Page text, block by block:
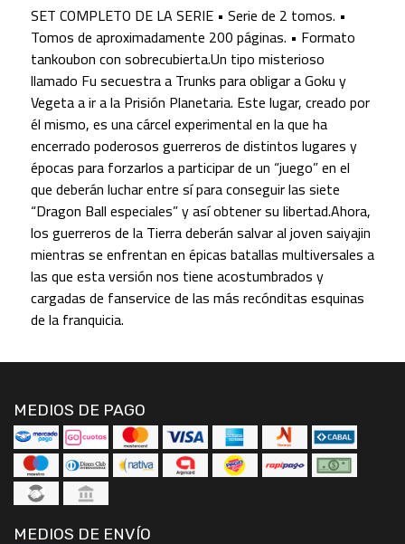
SET COMPLETO DE LA SERIE • Serie de 2 tomos. •
Tomos de aproximadamente 200 páginas. • Formato
tankoubon con sobrecubierta.Un tipo misterioso
llamado Fu secuestra a Trunks para obligar a Goku y
Vegeta a ir a la Prisión Planetaria. Este lugar, creado por
él mismo, es una cárcel experimental en la que ha
encerrado poderosos guerreros de distintos lugares y
épocas para forzarlos a participar de un “juego” en el
que deberán luchar entre sí para conseguir las siete
“Dragon Ball especiales” y así obtener su libertad.Ahora,
los guerreros de la Tierra deberán salvar al joven saiyajin
mientras se enfrentan en épicas batallas multiversales a
las que esta versión nos tiene acostumbrados y
cargadas de fanservice de las más recónditas esquinas
de la franquicia.
MEDIOS DE PAGO
MEDIOS DE ENVÍO